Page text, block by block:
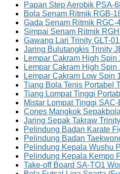
Papan Step Aerobik PSA-
Bola Senam Ritmik RGB-
Gada Senam Ritmik RGC-
Simpai Senam Ritmik
Gawang Lari Trinity GLT-
Jaring Bulutangkis Trinity
Lempar Cakram High
Lempar Cakram High
Lempar Cakram Low Spin
Tiang Bola Tenis Portabel
Tiang Lompat Tinggi
Mistar Lompat Tinggi
Cones Mangkok
Jaring Sepak Takraw
Pelindung Badan Karate
Pelindung Badan
Pelindung Kepala Wushu
Pelindung Kepala Kempo
Take-off Board SA-TO1